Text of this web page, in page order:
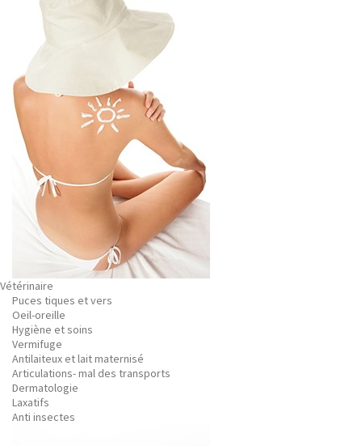
Vétérinaire
Puces tiques et vers
Oeil-oreille
Hygiène et soins
Vermifuge
Antilaiteux et lait maternisé
Articulations- mal des transports
Dermatologie
Laxatifs
Anti insectes